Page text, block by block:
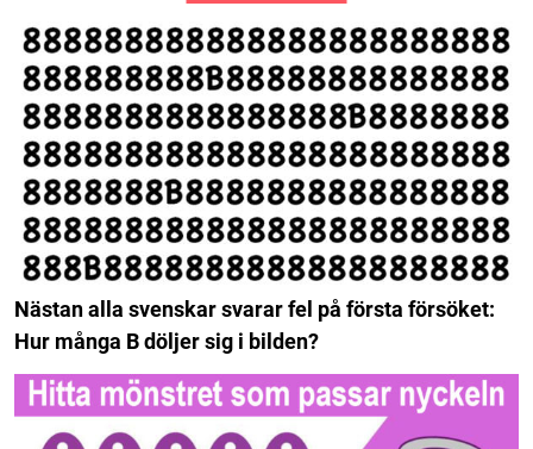
Nästan alla svenskar svarar fel på första försöket:
Hur många B döljer sig i bilden?